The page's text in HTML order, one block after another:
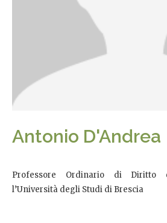
Antonio D'Andrea
Professore Ordinario di Diritto
l’Università degli Studi di Brescia